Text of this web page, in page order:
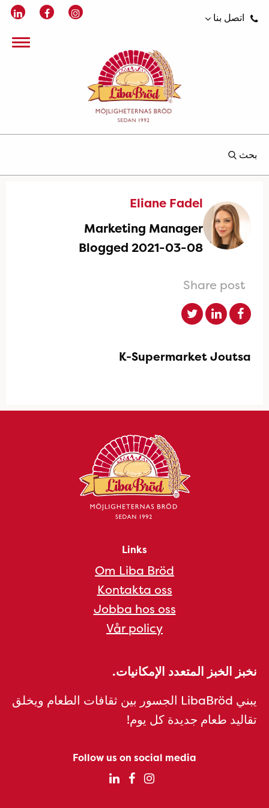
اتصل بنا
بحث
Eliane Fadel
Marketing Manager
Blogged 2021-03-08
Share post
K-Supermarket Joutsa
Links
Om Liba Bröd
Kontakta oss
Jobba hos oss
Vår policy
نخبز الخبز المتعدد الإمكانيات.
يبني LibaBröd الجسور بين ثقافات الطعام ويخلق
تقاليد طعام جديدة كل يوم!
Follow us on social media